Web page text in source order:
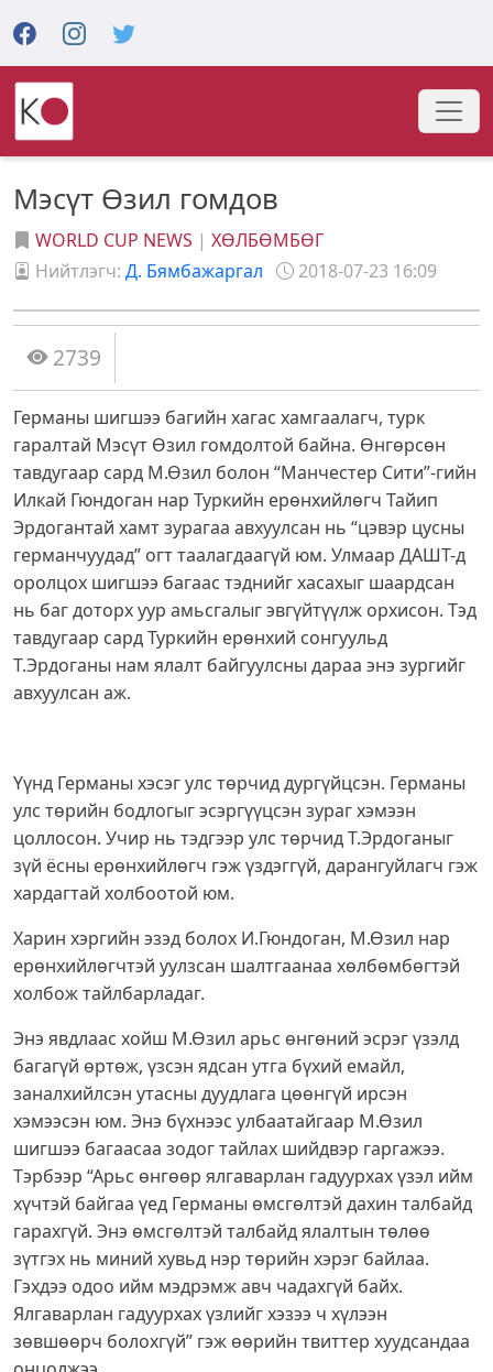
Мэсүт Өзил гомдов
WORLD CUP NEWS | ХӨЛБӨМБӨГ
Нийтлэгч: Д. Бямбажаргал 2018-07-23 16:09
2739
Германы шигшээ багийн хагас хамгаалагч, турк
гаралтай Мэсүт Өзил гомдолтой байна. Өнгөрсөн
тавдугаар сард М.Өзил болон “Манчестер Сити”-гийн
Илкай Гюндоган нар Туркийн ерөнхийлөгч Тайип
Эрдогантай хамт зурагаа авхуулсан нь “цэвэр цусны
германчуудад” огт таалагдаагүй юм. Улмаар ДАШТ-д
оролцох шигшээ багаас тэднийг хасахыг шаардсан
нь баг доторх уур амьсгалыг эвгүйтүүлж орхисон. Тэд
тавдугаар сард Туркийн ерөнхий сонгуульд
Т.Эрдоганы нам ялалт байгуулсны дараа энэ зургийг
авхуулсан аж.
Үүнд Германы хэсэг улс төрчид дургүйцсэн. Германы
улс төрийн бодлогыг эсэргүүцсэн зураг хэмээн
цоллосон. Учир нь тэдгээр улс төрчид Т.Эрдоганыг
зүй ёсны ерөнхийлөгч гэж үздэггүй, дарангуйлагч гэж
хардагтай холбоотой юм.
Харин хэргийн эзэд болох И.Гюндоган, М.Өзил нар
ерөнхийлөгчтэй уулзсан шалтгаанаа хөлбөмбөгтэй
холбож тайлбарладаг.
Энэ явдлаас хойш М.Өзил арьс өнгөний эсрэг үзэлд
багагүй өртөж, үзсэн ядсан утга бүхий емайл,
заналхийлсэн утасны дуудлага цөөнгүй ирсэн
хэмээсэн юм. Энэ бүхнээс улбаатайгаар М.Өзил
шигшээ багаасаа зодог тайлах шийдвэр гаргажээ.
Тэрбээр “Арьс өнгөөр ялгаварлан гадуурхах үзэл ийм
хүчтэй байгаа үед Германы өмсгөлтэй дахин талбайд
гарахгүй. Энэ өмсгөлтэй талбайд ялалтын төлөө
зүтгэх нь миний хувьд нэр төрийн хэрэг байлаа.
Гэхдээ одоо ийм мэдрэмж авч чадахгүй байх.
Ялгаварлан гадуурхах үзлийг хэзээ ч хүлээн
зөвшөөрч болохгүй” гэж өөрийн твиттер хуудсандаа